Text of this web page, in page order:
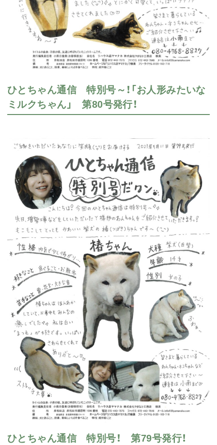
ひとちゃん通信 特別号～！「お人形みたいな
ミルクちゃん」 第80号発行！
ひとちゃん通信 特別号！ 第79号発行！